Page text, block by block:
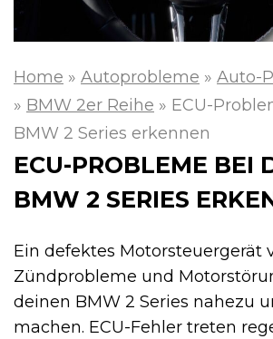
Home » Autoprobleme » Auto-
» BMW 2er Reihe » ECU-
BMW 2 Series erkennen
ECU-PROBLEME BEI
BMW 2 SERIES
Ein defektes Motorsteuergerät
Zündprobleme und
deinen BMW 2 Series nahezu
machen. ECU-Fehler treten